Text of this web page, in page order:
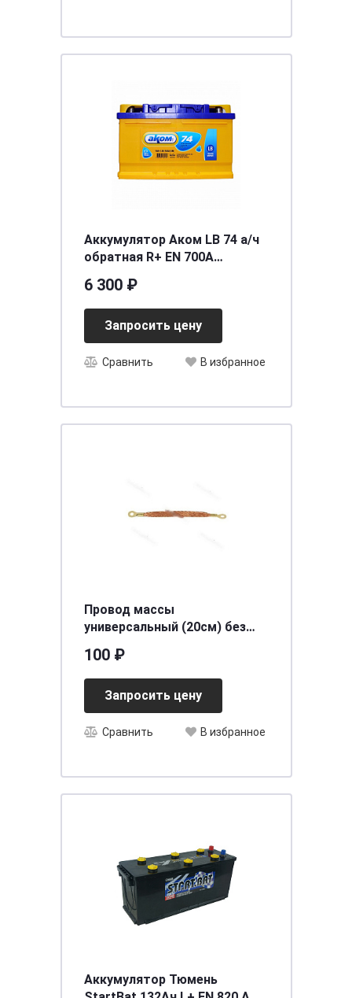
Аккумулятор Аком LB 74 а/ч
обратная R+ EN 700A
6 300 ₽
Запросить цену
Сравнить В избранное
Провод массы
универсальный (20см) без
(БМ8-БМ8)
100 ₽
Запросить цену
Сравнить В избранное
Аккумулятор Тюмень